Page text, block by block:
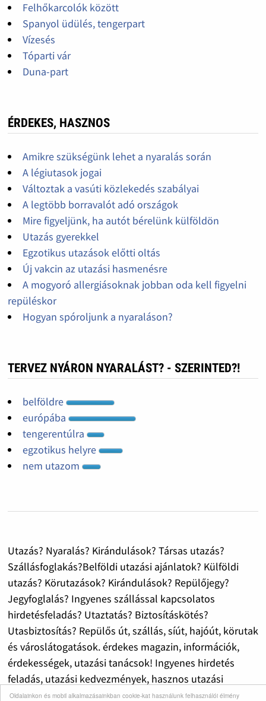
Oldalainkon és mobil alkalmazásainkban cookie-kat használunk felhasználói élmény
Felhőkarcolók között
Spanyol üdülés, tengerpart
Vízesés
Tóparti vár
Duna-part
ÉRDEKES, HASZNOS
Amikre szükségünk lehet a nyaralás során
A légiutasok jogai
Változtak a vasúti közlekedés szabályai
A legtöbb borravalót adó országok
Mire figyeljünk, ha autót bérelünk külföldön
Utazás gyerekkel
Egzotikus utazások előtti oltás
Új vakcin az utazási hasmenésre
A mogyoró allergiásoknak jobban oda kell figyelni
repüléskor
Hogyan spóroljunk a nyaraláson?
TERVEZ NYÁRON NYARALÁST? - SZERINTED?!
belföldre
európába
tengerentúlra
egzotikus helyre
nem utazom
Utazás? Nyaralás? Kirándulások? Társas utazás?
Szállásfoglakás?Belföldi utazási ajánlatok? Külföldi
utazás? Körutazások? Kirándulások? Repülőjegy?
Jegyfoglalás? Ingyenes szállással kapcsolatos
hirdetésfeladás? Utaztatás? Biztosításkötés?
Utasbiztosítás? Repülős út, szállás, síút, hajóút, körutak
és városlátogatások. érdekes magazin, információk,
érdekességek, utazási tanácsok! Ingyenes hirdetés
feladás, utazási kedvezmények, hasznos utazási
információk!